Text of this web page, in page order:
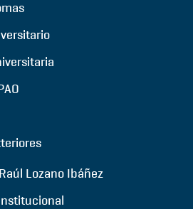
Lozano Ibáñez